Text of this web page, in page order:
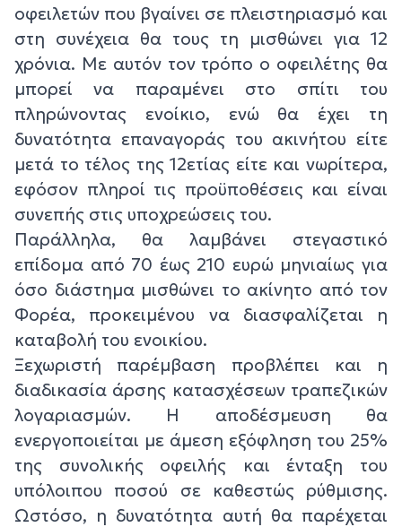
οφειλετών που βγαίνει σε πλειστηριασμό και
στη συνέχεια θα τους τη μισθώνει για 12
χρόνια. Με αυτόν τον τρόπο ο οφειλέτης θα
μπορεί να παραμένει στο σπίτι του
πληρώνοντας ενοίκιο, ενώ θα έχει τη
δυνατότητα επαναγοράς του ακινήτου είτε
μετά το τέλος της 12ετίας είτε και νωρίτερα,
εφόσον πληροί τις προϋποθέσεις και είναι
συνεπής στις υποχρεώσεις του.
Παράλληλα, θα λαμβάνει στεγαστικό
επίδομα από 70 έως 210 ευρώ μηνιαίως για
όσο διάστημα μισθώνει το ακίνητο από τον
Φορέα, προκειμένου να διασφαλίζεται η
καταβολή του ενοικίου.
Ξεχωριστή παρέμβαση προβλέπει και η
διαδικασία άρσης κατασχέσεων τραπεζικών
λογαριασμών. Η αποδέσμευση θα
ενεργοποιείται με άμεση εξόφληση του 25%
της συνολικής οφειλής και ένταξη του
υπόλοιπου ποσού σε καθεστώς ρύθμισης.
Ωστόσο, η δυνατότητα αυτή θα παρέχεται